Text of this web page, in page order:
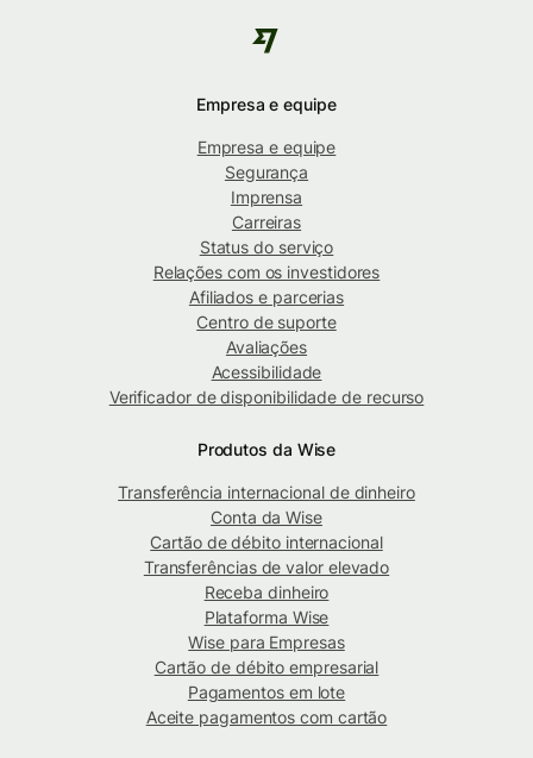
Empresa e equipe
Empresa e equipe
Segurança
Imprensa
Carreiras
Status do serviço
Relações com os investidores
Afiliados e parcerias
Centro de suporte
Avaliações
Acessibilidade
Verificador de disponibilidade de recurso
Produtos da Wise
Transferência internacional de dinheiro
Conta da Wise
Cartão de débito internacional
Transferências de valor elevado
Receba dinheiro
Plataforma Wise
Wise para Empresas
Cartão de débito empresarial
Pagamentos em lote
Aceite pagamentos com cartão